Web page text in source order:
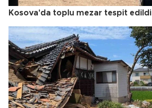
Kosova'da toplu mezar tespit edildi